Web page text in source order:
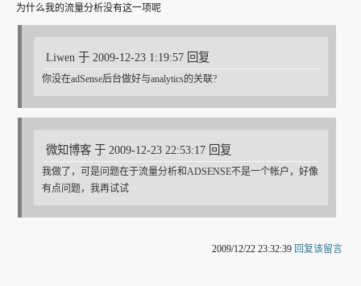
为什么我的流量分析没有这一项呢
Liwen 于 2009-12-23 1:19:57 回复
你没在adSense后台做好与analytics的关联?
微知博客 于 2009-12-23 22:53:17 回复
我做了，可是问题在于流量分析和ADSENSE不是一个帐户，好像
有点问题，我再试试
2009/12/22 23:32:39 回复该留言